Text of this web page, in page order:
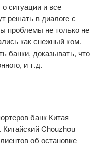
ситуации и все
решать в диалоге с
проблемы не только не
как снежный ком.
банки, доказывать, что
и т.д.
банк Китая
Chouzhou
об остановке